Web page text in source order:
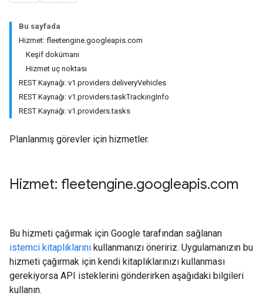
Bu sayfada
Hizmet: fleetengine.googleapis.com
Keşif dokümanı
Hizmet uç noktası
REST Kaynağı: v1.providers.deliveryVehicles
REST Kaynağı: v1.providers.taskTrackingInfo
REST Kaynağı: v1.providers.tasks
Planlanmış görevler için hizmetler.
Hizmet: fleetengine.googleapis.com
Bu hizmeti çağırmak için Google tarafından sağlanan
istemci kitaplıklarını kullanmanızı öneririz. Uygulamanızın bu
hizmeti çağırmak için kendi kitaplıklarınızı kullanması
gerekiyorsa API isteklerini gönderirken aşağıdaki bilgileri
kullanın.